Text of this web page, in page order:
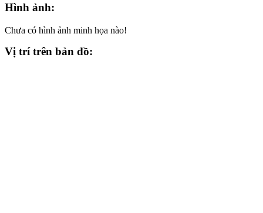
Hình ảnh:
Chưa có hình ảnh minh họa nào!
Vị trí trên bản đồ: